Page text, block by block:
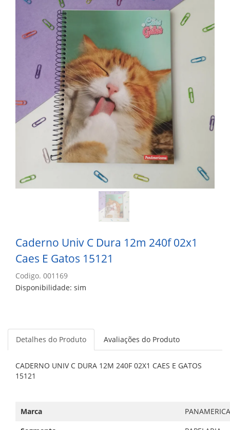
Caderno Univ C Dura 12m 240f 02x1
Caes E Gatos 15121
Codigo. 001169
Disponibilidade: sim
Detalhes do Produto Avaliações do Produto
CADERNO UNIV C DURA 12M 240F 02X1 CAES E GATOS
15121
Marca